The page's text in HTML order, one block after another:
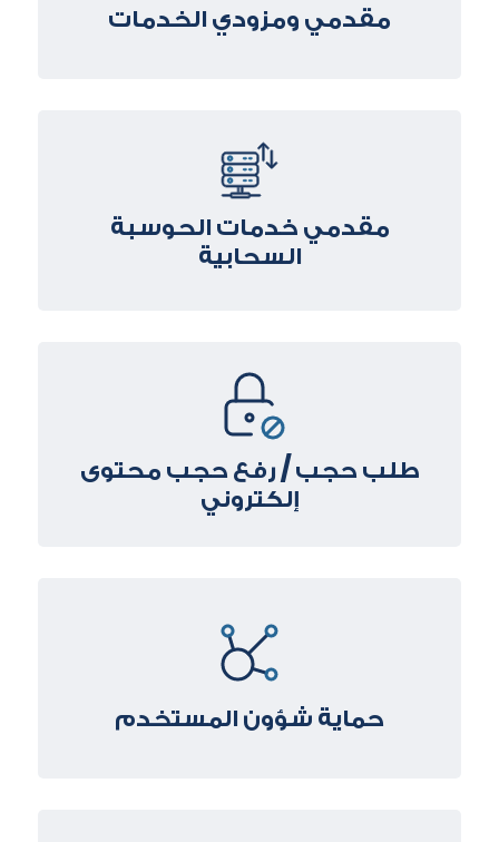
مقدمي ومزودي الخدمات
مقدمي خدمات الحوسبة
السحابية
طلب حجب / رفع حجب محتوى
إلكتروني
حماية شؤون المستخدم